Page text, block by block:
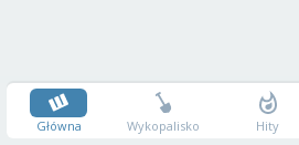
Główna Wykopalisko Hity